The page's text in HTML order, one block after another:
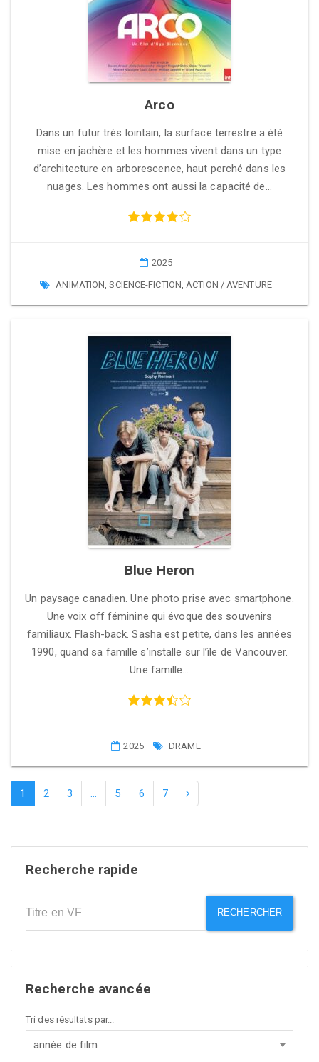
Arco
Dans un futur très lointain, la surface terrestre a été
mise en jachère et les hommes vivent dans un type
d’architecture en arborescence, haut perché dans les
nuages. Les hommes ont aussi la capacité de…
2025
ANIMATION,SCIENCE-FICTION,ACTION / AVENTURE
Blue Heron
Un paysage canadien. Une photo prise avec smartphone.
Une voix off féminine qui évoque des souvenirs
familiaux. Flash-back. Sasha est petite, dans les années
1990, quand sa famille s’installe sur l’île de Vancouver.
Une famille…
2025 DRAME
1 2 3 … 5 6 7
Recherche rapide
RECHERCHER
Recherche avancée
Tri des résultats par...
année de film